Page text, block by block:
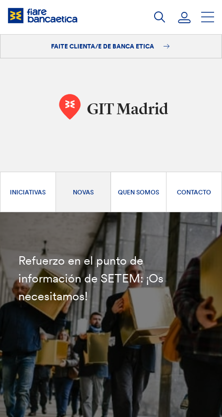
Saltar
FAITE CLIENTA/E DE BANCA ETICA
GIT Madrid
INICIATIVAS NOVAS QUEN SOMOS CONTACTO
Refuerzo en el punto de
información de SETEM: ¡Os
necesitamos!